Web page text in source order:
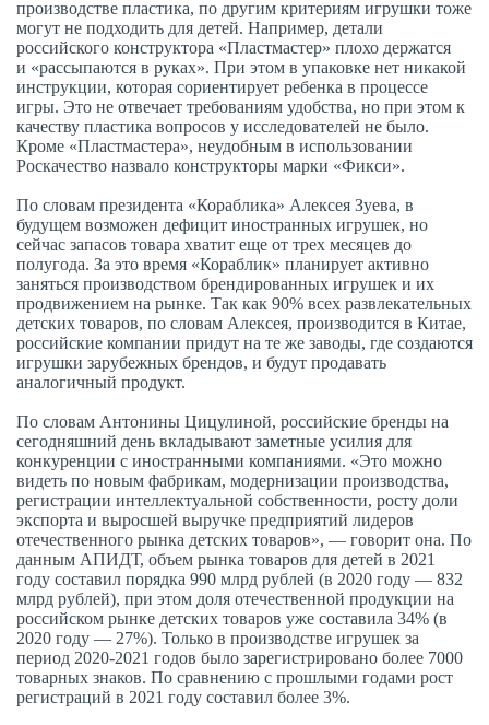
производстве пластика, по другим критериям игрушки тоже
могут не подходить для детей. Например, детали
российского конструктора «Пластмастер» плохо держатся
и «рассыпаются в руках». При этом в упаковке нет никакой
инструкции, которая сориентирует ребенка в процессе
игры. Это не отвечает требованиям удобства, но при этом к
качеству пластика вопросов у исследователей не было.
Кроме «Пластмастера», неудобным в использовании
Роскачество назвало конструкторы марки «Фикси».
По словам президента «Кораблика» Алексея Зуева, в
будущем возможен дефицит иностранных игрушек, но
сейчас запасов товара хватит еще от трех месяцев до
полугода. За это время «Кораблик» планирует активно
заняться производством брендированных игрушек и их
продвижением на рынке. Так как 90% всех развлекательных
детских товаров, по словам Алексея, производится в Китае,
российские компании придут на те же заводы, где создаются
игрушки зарубежных брендов, и будут продавать
аналогичный продукт.
По словам Антонины Цицулиной, российские бренды на
сегодняшний день вкладывают заметные усилия для
конкуренции с иностранными компаниями. «Это можно
видеть по новым фабрикам, модернизации производства,
регистрации интеллектуальной собственности, росту доли
экспорта и выросшей выручке предприятий лидеров
отечественного рынка детских товаров», — говорит она. По
данным АПИДТ, объем рынка товаров для детей в 2021
году составил порядка 990 млрд рублей (в 2020 году — 832
млрд рублей), при этом доля отечественной продукции на
российском рынке детских товаров уже составила 34% (в
2020 году — 27%). Только в производстве игрушек за
период 2020-2021 годов было зарегистрировано более 7000
товарных знаков. По сравнению с прошлыми годами рост
регистраций в 2021 году составил более 3%.